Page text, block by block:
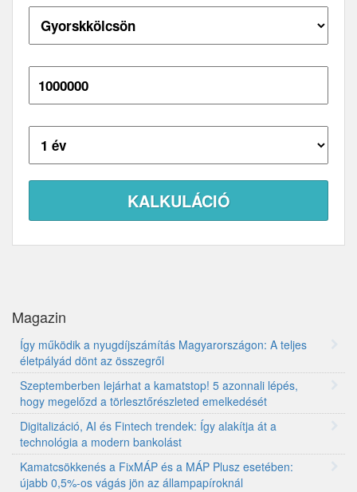
Magazin
Így működik a nyugdíjszámítás Magyarországon: A teljes
életpályád dönt az összegről
Szeptemberben lejárhat a kamatstop! 5 azonnali lépés,
hogy megelőzd a törlesztőrészleted emelkedését
Digitalizáció, AI és Fintech trendek: Így alakítja át a
technológia a modern bankolást
Kamatcsökkenés a FixMÁP és a MÁP Plusz esetében:
újabb 0,5%-os vágás jön az állampapíroknál